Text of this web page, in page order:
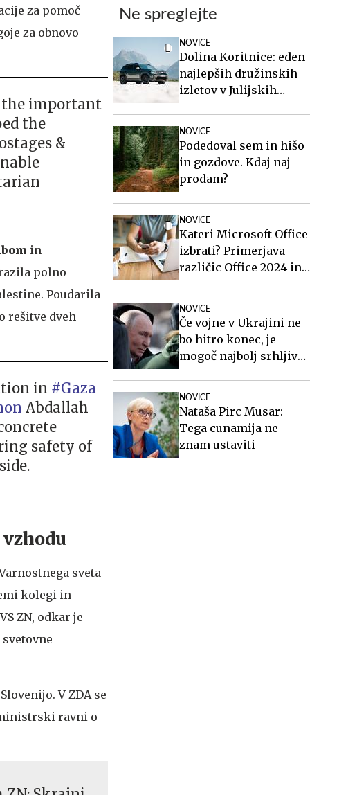
za pomoč
za obnovo
the important
the
&
in
polno
Poudarila
rešitve dveh
in #Gaza
Abdallah
safety of
sveta
kolegi in
ZN, odkar je
V ZDA se
ravni o
Ne spreglejte
NOVICE
Dolina Koritnice: eden
najlepših družinskih
izletov v Julijskih
NOVICE
Podedoval sem in hišo
in gozdove. Kdaj naj
prodam?
NOVICE
Kateri Microsoft Office
izbrati? Primerjava
različic Office 2024 in
NOVICE
Če vojne v Ukrajini ne
bo hitro konec, je
mogoč najbolj srhljiv
NOVICE
Nataša Pirc Musar:
Tega cunamija ne
znam ustaviti